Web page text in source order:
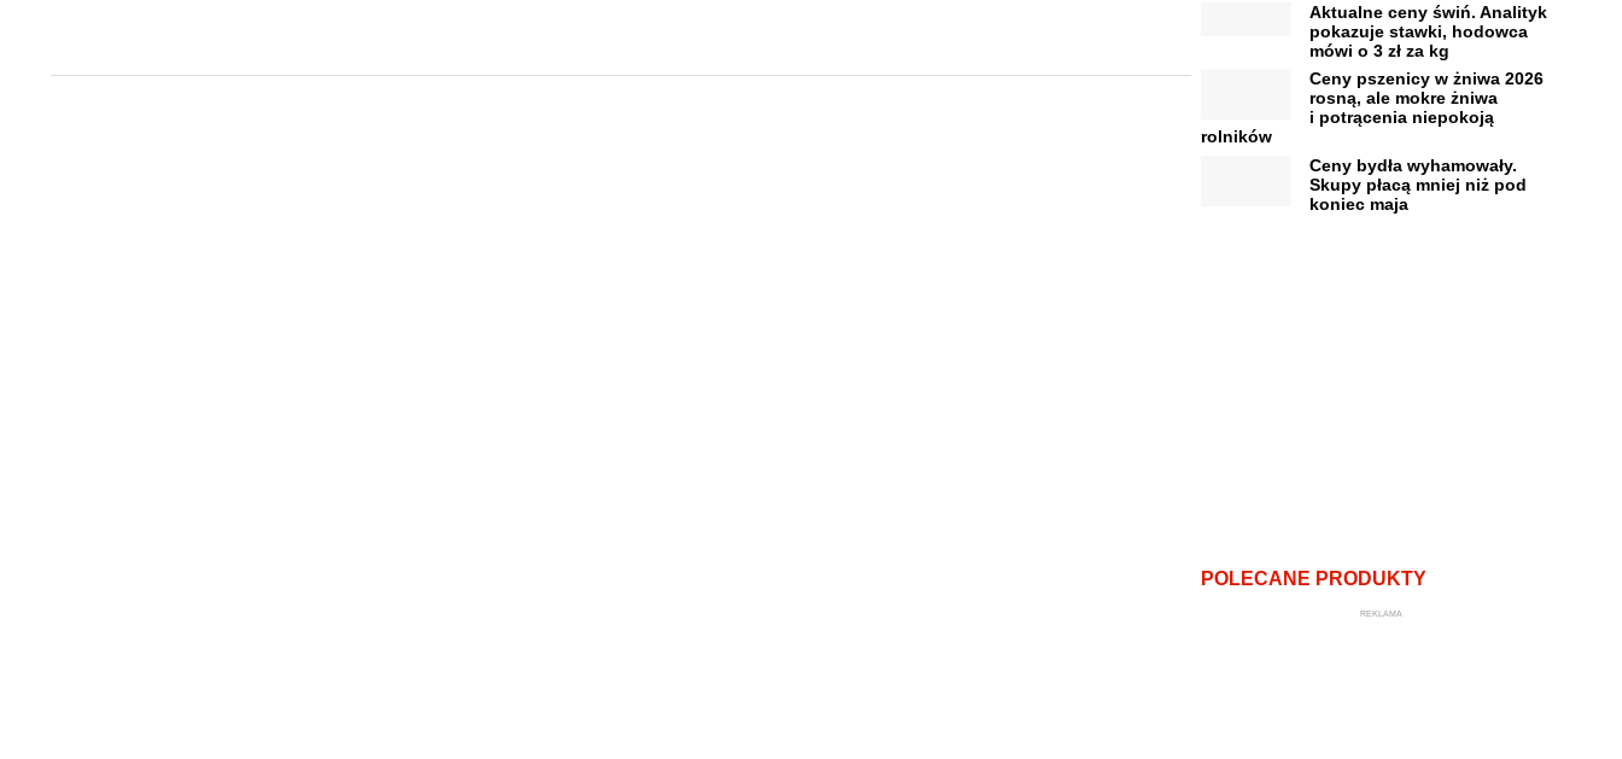
Aktualne ceny świń. Analityk
pokazuje stawki, hodowca
mówi o 3 zł za kg
Ceny pszenicy w żniwa 2026
rosną, ale mokre żniwa
i potrącenia niepokoją
rolników
Ceny bydła wyhamowały.
Skupy płacą mniej niż pod
koniec maja
POLECANE PRODUKTY
REKLAMA